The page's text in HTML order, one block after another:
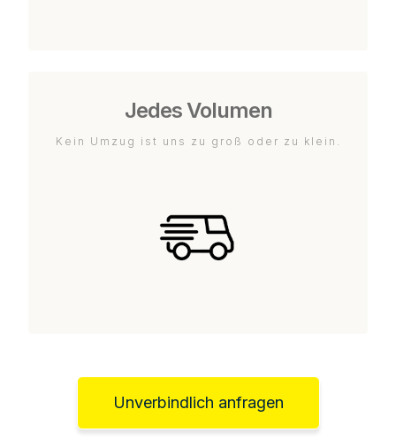
Jedes Volumen
Kein Umzug ist uns zu groß oder zu klein.
Unverbindlich anfragen